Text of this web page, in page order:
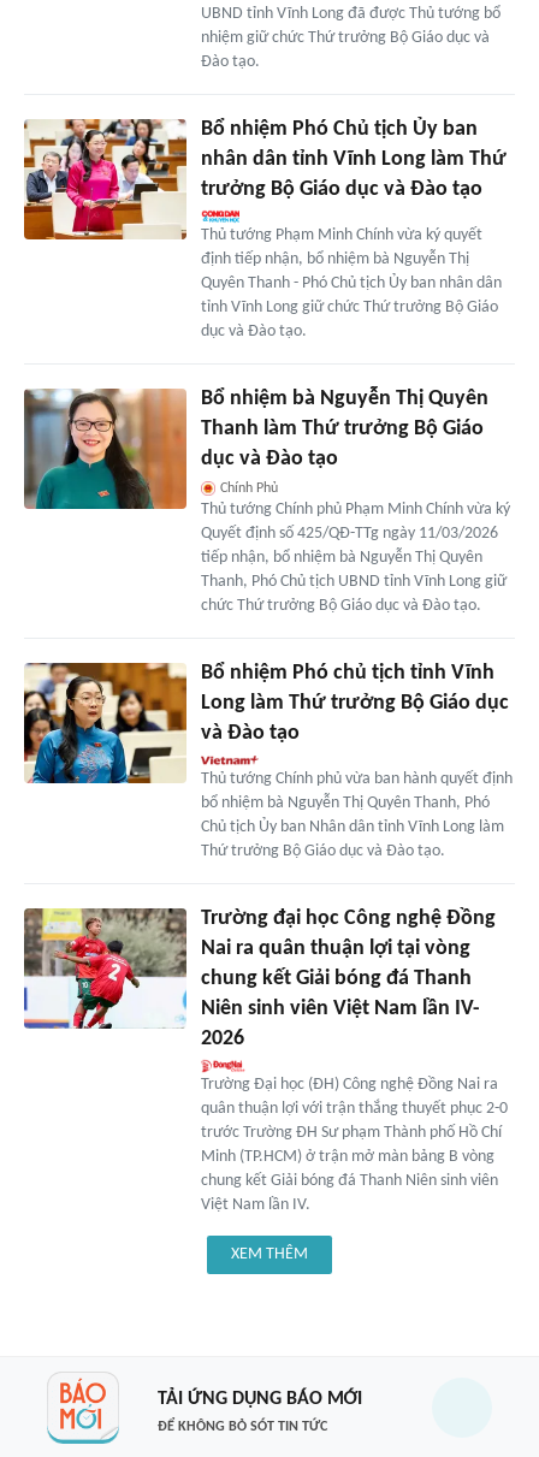
UBND tỉnh Vĩnh Long đã được Thủ tướng bổ
nhiệm giữ chức Thứ trưởng Bộ Giáo dục và
Đào tạo.
Bổ nhiệm Phó Chủ tịch Ủy ban
nhân dân tỉnh Vĩnh Long làm Thứ
trưởng Bộ Giáo dục và Đào tạo
Thủ tướng Phạm Minh Chính vừa ký quyết
định tiếp nhận, bổ nhiệm bà Nguyễn Thị
Quyên Thanh - Phó Chủ tịch Ủy ban nhân dân
tỉnh Vĩnh Long giữ chức Thứ trưởng Bộ Giáo
dục và Đào tạo.
Bổ nhiệm bà Nguyễn Thị Quyên
Thanh làm Thứ trưởng Bộ Giáo
dục và Đào tạo
Chính Phủ
Thủ tướng Chính phủ Phạm Minh Chính vừa ký
Quyết định số 425/QĐ-TTg ngày 11/03/2026
tiếp nhận, bổ nhiệm bà Nguyễn Thị Quyên
Thanh, Phó Chủ tịch UBND tỉnh Vĩnh Long giữ
chức Thứ trưởng Bộ Giáo dục và Đào tạo.
Bổ nhiệm Phó chủ tịch tỉnh Vĩnh
Long làm Thứ trưởng Bộ Giáo dục
và Đào tạo
Thủ tướng Chính phủ vừa ban hành quyết định
bổ nhiệm bà Nguyễn Thị Quyên Thanh, Phó
Chủ tịch Ủy ban Nhân dân tỉnh Vĩnh Long làm
Thứ trưởng Bộ Giáo dục và Đào tạo.
Trường đại học Công nghệ Đồng
Nai ra quân thuận lợi tại vòng
chung kết Giải bóng đá Thanh
Niên sinh viên Việt Nam lần IV-
2026
Trường Đại học (ĐH) Công nghệ Đồng Nai ra
quân thuận lợi với trận thắng thuyết phục 2-0
trước Trường ĐH Sư phạm Thành phố Hồ Chí
Minh (TP.HCM) ở trận mở màn bảng B vòng
chung kết Giải bóng đá Thanh Niên sinh viên
Việt Nam lần IV.
XEM THÊM
TẢI ỨNG DỤNG BÁO MỚI
ĐỂ KHÔNG BỎ SÓT TIN TỨC